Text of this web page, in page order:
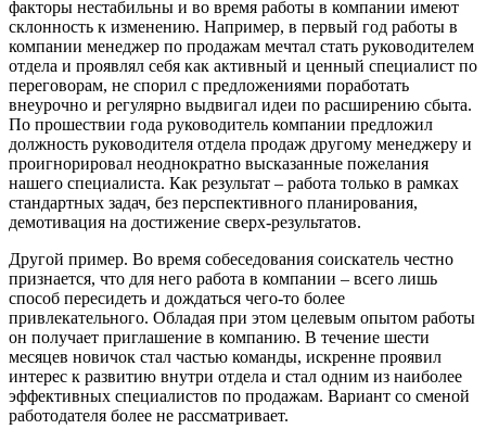
факторы нестабильны и во время работы в компании имеют
склонность к изменению. Например, в первый год работы в
компании менеджер по продажам мечтал стать руководителем
отдела и проявлял себя как активный и ценный специалист по
переговорам, не спорил с предложениями поработать
внеурочно и регулярно выдвигал идеи по расширению сбыта.
По прошествии года руководитель компании предложил
должность руководителя отдела продаж другому менеджеру и
проигнорировал неоднократно высказанные пожелания
нашего специалиста. Как результат – работа только в рамках
стандартных задач, без перспективного планирования,
демотивация на достижение сверх-результатов.
Другой пример. Во время собеседования соискатель честно
признается, что для него работа в компании – всего лишь
способ пересидеть и дождаться чего-то более
привлекательного. Обладая при этом целевым опытом работы
он получает приглашение в компанию. В течение шести
месяцев новичок стал частью команды, искренне проявил
интерес к развитию внутри отдела и стал одним из наиболее
эффективных специалистов по продажам. Вариант со сменой
работодателя более не рассматривает.